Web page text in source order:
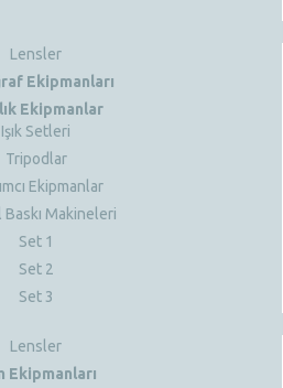
Lensler
Ekipmanları
Ekipmanlar
Işık Setleri
Tripodlar
Ekipmanlar
Baskı Makineleri
Set 1
Set 2
Set 3
Lensler
Ekipmanları